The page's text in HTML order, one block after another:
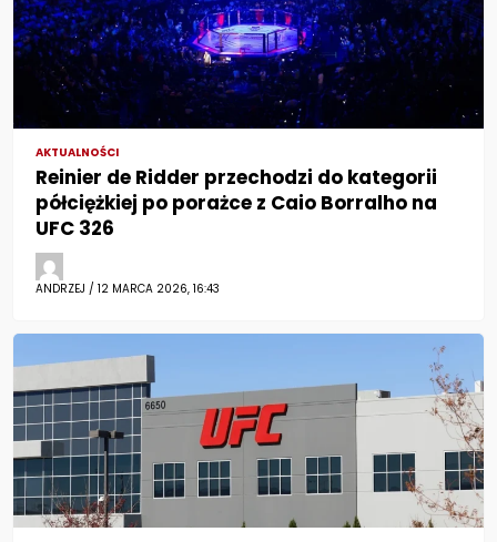
AKTUALNOŚCI
Reinier de Ridder przechodzi do kategorii
półciężkiej po porażce z Caio Borralho na
UFC 326
ANDRZEJ / 12 MARCA 2026, 16:43